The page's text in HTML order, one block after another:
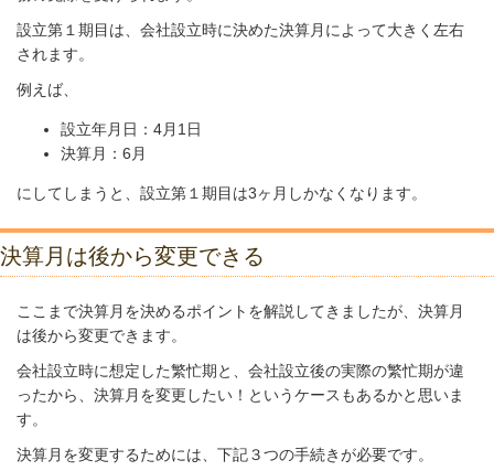
設立第１期目は、会社設立時に決めた決算月によって大きく左右
されます。
例えば、
設立年月日：4月1日
決算月：6月
にしてしまうと、設立第１期目は3ヶ月しかなくなります。
決算月は後から変更できる
ここまで決算月を決めるポイントを解説してきましたが、決算月
は後から変更できます。
会社設立時に想定した繁忙期と、会社設立後の実際の繁忙期が違
ったから、決算月を変更したい！というケースもあるかと思いま
す。
決算月を変更するためには、下記３つの手続きが必要です。